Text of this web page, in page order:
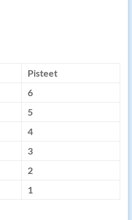
Pisteet
6
5
4
3
2
1